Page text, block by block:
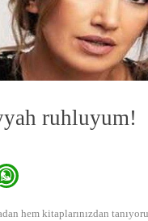
ruhluyum!
hem kitaplarınızdan